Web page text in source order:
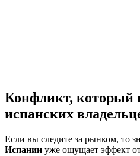
Конфликт, который
испанских
Если вы следите за рынком, то
Испании уже ощущает эффект